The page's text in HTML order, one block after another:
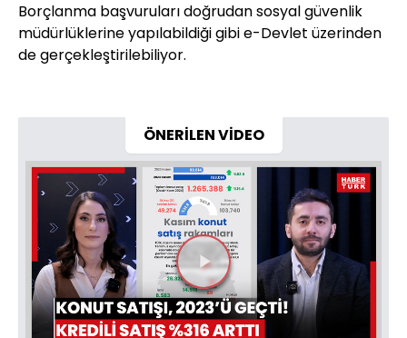
Borçlanma başvuruları doğrudan sosyal güvenlik
müdürlüklerine yapılabildiği gibi e-Devlet üzerinden
de gerçekleştirilebiliyor.
ÖNERİLEN VİDEO
Videoyu
Oynat